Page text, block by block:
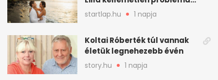
- így mentették meg a
romantikus utazást
startlap.hu 1 napja
Koltai Róberték túl vannak
életük legnehezebb évén
story.hu 1 napja